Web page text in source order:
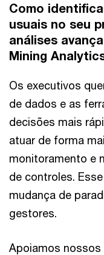
Como
usuais no seu
análises
Mining
Os executivos
de dados e as
decisões mais
atuar de forma
monitoramento e
de controles.
mudança de
gestores.
Apoiamos